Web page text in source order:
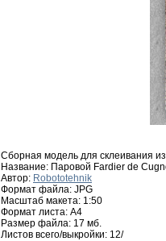
Сборная модель для склеивания
Название: Паровой Fardier de
Автор: Robototehnik
Формат файла: JPG
Масштаб макета: 1:50
Формат листа: А4
Размер файла: 17 мб.
Листов всего/выкройки: 12/